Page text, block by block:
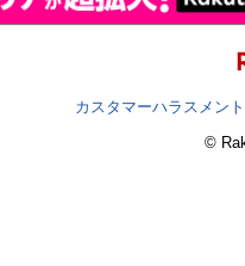
カスタマーハラスメン
©